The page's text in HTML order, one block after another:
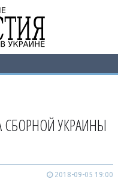
СБОРНОЙ УКРАИНЫ
2018-09-05 19:00